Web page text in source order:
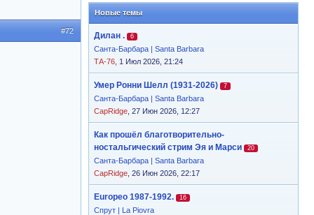
Новые темы
Дилан . 6
Санта-Барбара | Santa Barbara
ТА-76 , 1 Июл 2026, 21:24
Умер Ронни Шелл (1931-2026) 7
Санта-Барбара | Santa Barbara
CapRidge , 27 Июн 2026, 12:27
Как прошёл благотворительно-
ностальгический стрим Эя и Марси
20
Санта-Барбара | Santa Barbara
CapRidge , 26 Июн 2026, 22:17
Europeo 1987-1992. 16
Спрут | La Piovra
#72